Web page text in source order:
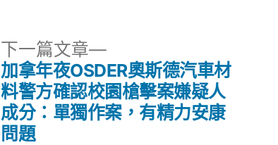
下一篇文章
下
一
篇
文
加拿年夜OSDER奧斯德汽車材
料警方確認校園槍擊案嫌疑人
成分：單獨作案，有精力安康
問題